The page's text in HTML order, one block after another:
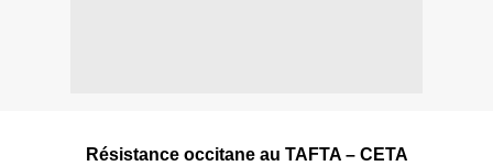
Résistance occitane au TAFTA – CETA